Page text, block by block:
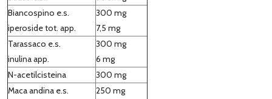
Biancospino e.s.
iperoside tot. app.
300 mg
7,5 mg
Tarassaco e.s.
inulina app.
300 mg
6 mg
N-acetilcisteina
300 mg
Maca andina e.s.
250 mg